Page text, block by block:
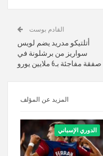
القادم بوست
أتلتيكو مدريد يضم لويس
سواريز من برشلونة في
صفقة مفاجئة بـ6 ملايين يورو
المزيد عن المؤلف
الدوري الإسباني